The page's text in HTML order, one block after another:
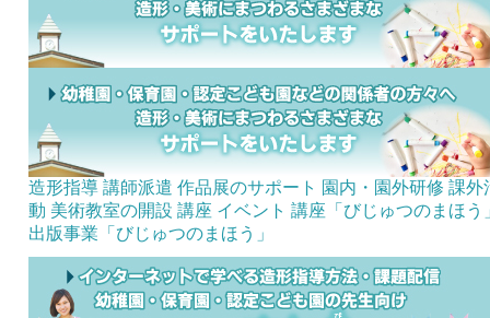
造形指導 講師派遣 作品展のサポート 園内・園外研修 課外
動 美術教室の開設 講座 イベント 講座「びじゅつのまほう
出版事業「びじゅつのまほう」